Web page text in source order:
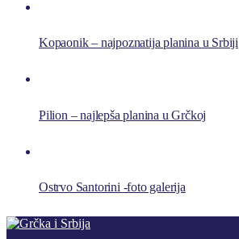
Kopaonik – najpoznatija planina u Srbiji
Pilion – najlepša planina u Grčkoj
Ostrvo Santorini -foto galerija